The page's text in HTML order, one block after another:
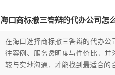
海口商标撤三答辩的代办公司怎
在海口选择商标撤三答辩的代办公
往案例、服务透明度与性价比，并
较与实地沟通，才能找到最适合的